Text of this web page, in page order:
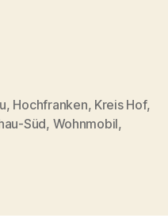
, Hochfranken, Kreis Hof,
Süd, Wohnmobil,